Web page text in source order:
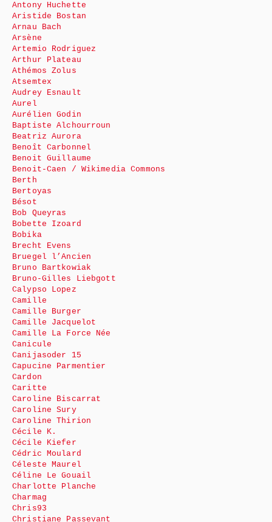
Antony Huchette
Aristide Bostan
Arnau Bach
Arsène
Artemio Rodriguez
Arthur Plateau
Athémos Zolus
Atsemtex
Audrey Esnault
Aurel
Aurélien Godin
Baptiste Alchourroun
Beatriz Aurora
Benoît Carbonnel
Benoit Guillaume
Benoit-Caen / Wikimedia Commons
Berth
Bertoyas
Bésot
Bob Queyras
Bobette Izoard
Bobika
Brecht Evens
Bruegel l’Ancien
Bruno Bartkowiak
Bruno-Gilles Liebgott
Calypso Lopez
Camille
Camille Burger
Camille Jacquelot
Camille La Force Née
Canicule
Canijasoder 15
Capucine Parmentier
Cardon
Caritte
Caroline Biscarrat
Caroline Sury
Caroline Thirion
Cécile K.
Cécile Kiefer
Cédric Moulard
Céleste Maurel
Céline Le Gouail
Charlotte Planche
Charmag
Chris93
Christiane Passevant